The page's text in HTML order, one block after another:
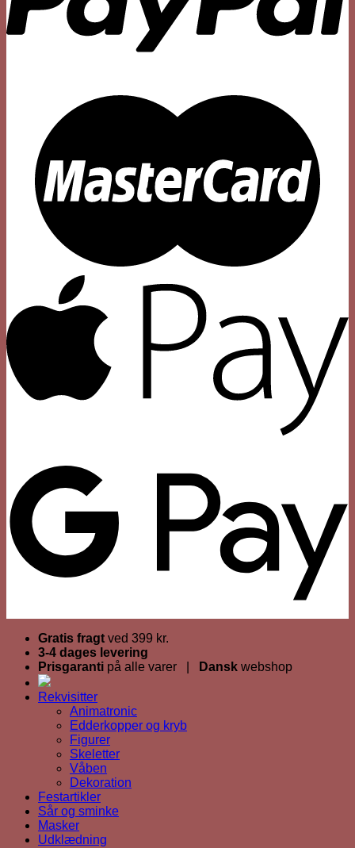
Gratis fragt ved 399 kr.
3-4 dages levering
Prisgaranti på alle varer | Dansk webshop
Rekvisitter
Animatronic
Edderkopper og kryb
Figurer
Skeletter
Våben
Dekoration
Festartikler
Sår og sminke
Masker
Udklædning